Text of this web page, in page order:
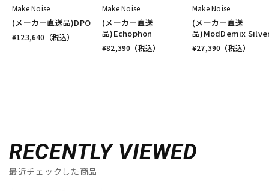
Make Noise
(メーカー直送品)DPO
¥123,640 （税込）
Make Noise
(メーカー直送
品)Echophon
¥82,390 （税込）
Make Noise
(メーカー直送
品)ModDemix
¥27,390 （税込）
RECENTLY VIEWED
最近チェックした商品